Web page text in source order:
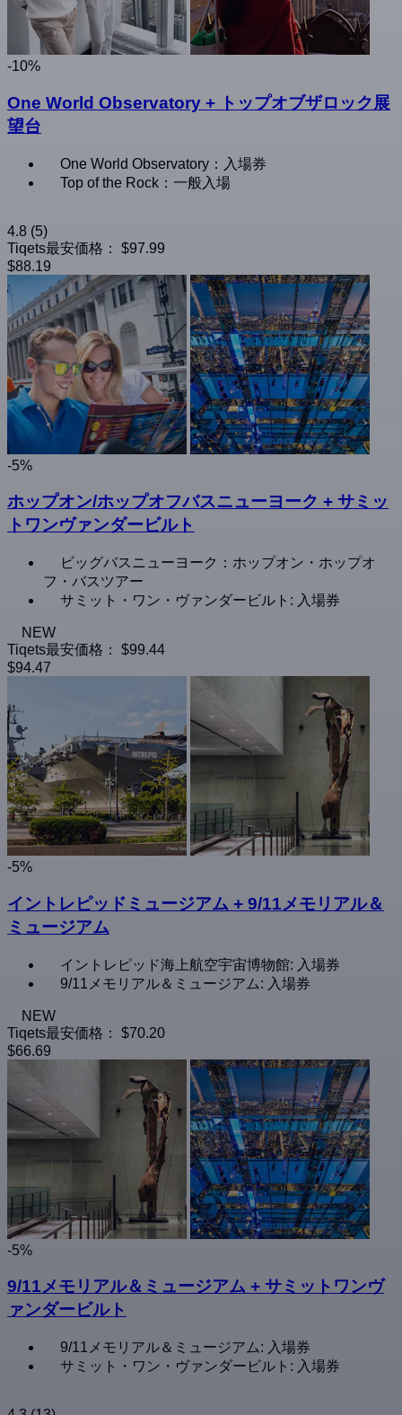
-10%
One World Observatory + トップオブザロック展
望台
One World Observatory：入場券
Top of the Rock：一般入場
4.8 (5)
Tiqets最安価格：
$97.99
$88.19
-5%
ホップオン/ホップオフバスニューヨーク + サミッ
トワンヴァンダービルト
ビッグバスニューヨーク：ホップオン・ホップオ
フ・バスツアー
サミット・ワン・ヴァンダービルト: 入場券
NEW
Tiqets最安価格：
$99.44
$94.47
-5%
イントレピッドミュージアム + 9/11メモリアル＆
ミュージアム
イントレピッド海上航空宇宙博物館: 入場券
9/11メモリアル＆ミュージアム: 入場券
NEW
Tiqets最安価格：
$70.20
$66.69
-5%
9/11メモリアル＆ミュージアム + サミットワンヴ
ァンダービルト
9/11メモリアル＆ミュージアム: 入場券
サミット・ワン・ヴァンダービルト: 入場券